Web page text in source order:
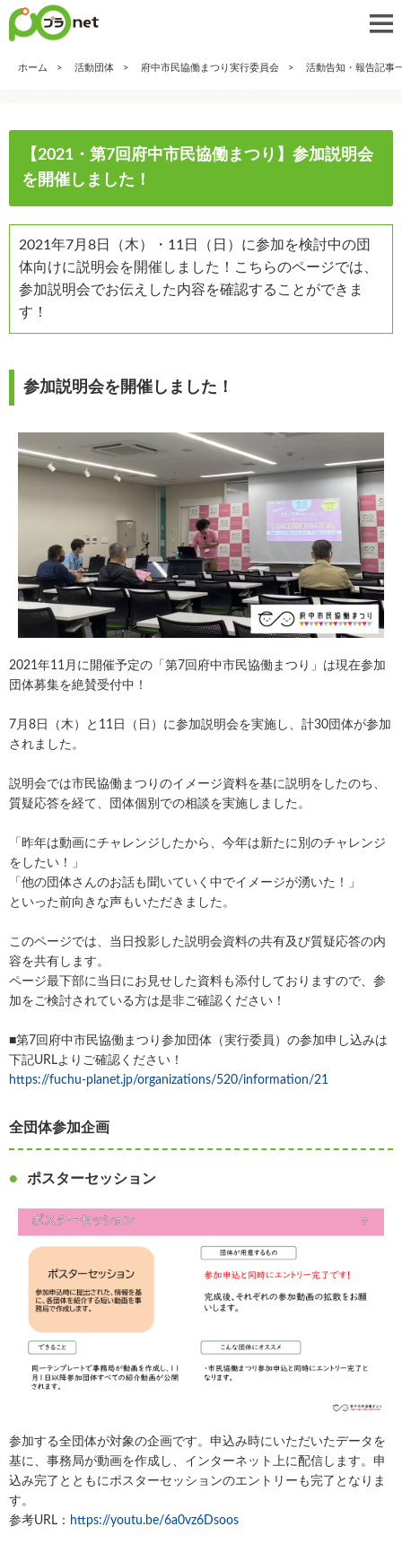
ホーム 活動団体 府中市民協働まつり実行委員会 活動告知・報告記事
【2021・第7回府中市民協働まつり】参加説明会
を開催しました！
2021年7月8日（木）・11日（日）に参加を検討中の団
体向けに説明会を開催しました！こちらのページでは、
参加説明会でお伝えした内容を確認することができま
す！
参加説明会を開催しました！
2021年11月に開催予定の「第7回府中市民協働まつり」は現在参加
団体募集を絶賛受付中！
7月8日（木）と11日（日）に参加説明会を実施し、計30団体が参加
されました。
説明会では市民協働まつりのイメージ資料を基に説明をしたのち、
質疑応答を経て、団体個別での相談を実施しました。
「昨年は動画にチャレンジしたから、今年は新たに別のチャレンジ
をしたい！」
「他の団体さんのお話も聞いていく中でイメージが湧いた！」
といった前向きな声もいただきました。
このページでは、当日投影した説明会資料の共有及び質疑応答の内
容を共有します。
ページ最下部に当日にお見せした資料も添付しておりますので、参
加をご検討されている方は是非ご確認ください！
■第7回府中市民協働まつり参加団体（実行委員）の参加申し込みは
下記URLよりご確認ください！
https://fuchu-planet.jp/organizations/520/information/21
全団体参加企画
ポスターセッション
参加する全団体が対象の企画です。申込み時にいただいたデータを
基に、事務局が動画を作成し、インターネット上に配信します。申
込み完了とともにポスターセッションのエントリーも完了となりま
す。
参考URL： https://youtu.be/6a0vz6Dsoos